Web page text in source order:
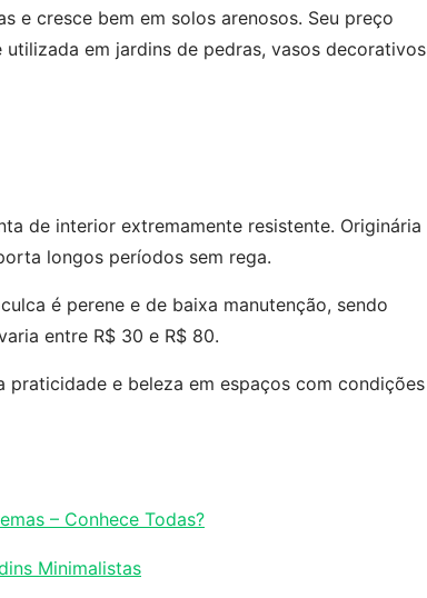
e cresce bem em solos arenosos. Seu preço
em jardins de pedras, vasos decorativos
de interior extremamente resistente. Originária
longos períodos sem rega.
é perene e de baixa manutenção, sendo
entre R$ 30 e R$ 80.
praticidade e beleza em espaços com condições
– Conhece Todas?
Minimalistas